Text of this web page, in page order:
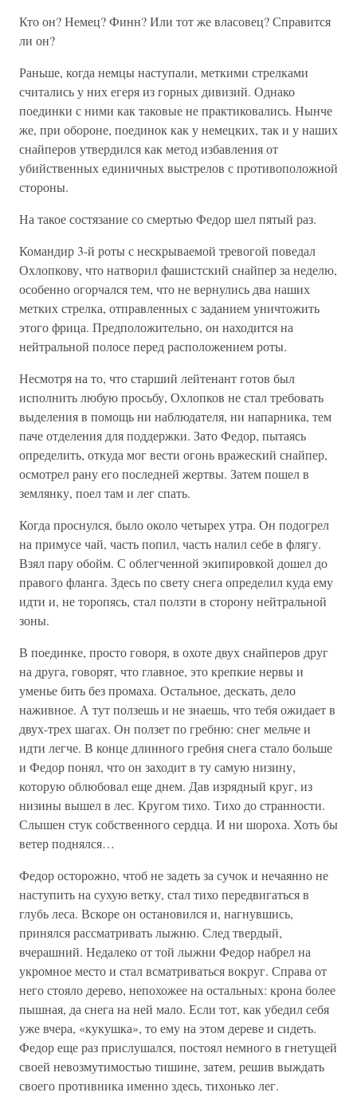
Кто он? Немец? Финн? Или тот же власовец? Справится
ли он?
Раньше, когда немцы наступали, меткими стрелками
считались у них егеря из горных дивизий. Однако
поединки с ними как таковые не практиковались. Нынче
же, при обороне, поединок как у немецких, так и у наших
снайперов утвердился как метод избавления от
убийственных единичных выстрелов с противоположной
стороны.
На такое состязание со смертью Федор шел пятый раз.
Командир 3-й роты с нескрываемой тревогой поведал
Охлопкову, что натворил фашистский снайпер за неделю,
особенно огорчался тем, что не вернулись два наших
метких стрелка, отправленных с заданием уничтожить
этого фрица. Предположительно, он находится на
нейтральной полосе перед расположением роты.
Несмотря на то, что старший лейтенант готов был
исполнить любую просьбу, Охлопков не стал требовать
выделения в помощь ни наблюдателя, ни напарника, тем
паче отделения для поддержки. Зато Федор, пытаясь
определить, откуда мог вести огонь вражеский снайпер,
осмотрел рану его последней жертвы. Затем пошел в
землянку, поел там и лег спать.
Когда проснулся, было около четырех утра. Он подогрел
на примусе чай, часть попил, часть налил себе в флягу.
Взял пару обойм. С облегченной экипировкой дошел до
правого фланга. Здесь по свету снега определил куда ему
идти и, не торопясь, стал ползти в сторону нейтральной
зоны.
В поединке, просто говоря, в охоте двух снайперов друг
на друга, говорят, что главное, это крепкие нервы и
уменье бить без промаха. Остальное, дескать, дело
наживное. А тут ползешь и не знаешь, что тебя ожидает в
двух-трех шагах. Он ползет по гребню: снег мельче и
идти легче. В конце длинного гребня снега стало больше
и Федор понял, что он заходит в ту самую низину,
которую облюбовал еще днем. Дав изрядный круг, из
низины вышел в лес. Кругом тихо. Тихо до странности.
Слышен стук собственного сердца. И ни шороха. Хоть бы
ветер поднялся…
Федор осторожно, чтоб не задеть за сучок и нечаянно не
наступить на сухую ветку, стал тихо передвигаться в
глубь леса. Вскоре он остановился и, нагнувшись,
принялся рассматривать лыжню. След твердый,
вчерашний. Недалеко от той лыжни Федор набрел на
укромное место и стал всматриваться вокруг. Справа от
него стояло дерево, непохожее на остальных: крона более
пышная, да снега на ней мало. Если тот, как убедил себя
уже вчера, «кукушка», то ему на этом дереве и сидеть.
Федор еще раз прислушался, постоял немного в гнетущей
своей невозмутимостью тишине, затем, решив выждать
своего противника именно здесь, тихонько лег.